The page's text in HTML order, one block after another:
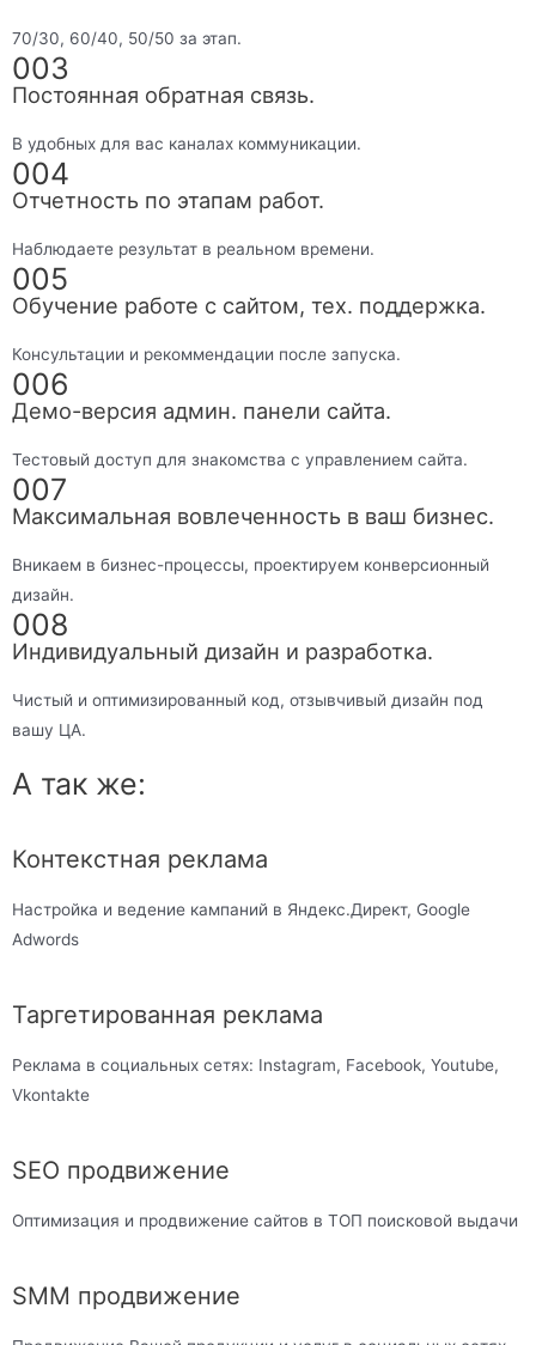
70/30, 60/40, 50/50 за этап.
003
Постоянная обратная связь.
В удобных для вас каналах коммуникации.
004
Отчетность по этапам работ.
Наблюдаете результат в реальном времени.
005
Обучение работе с сайтом, тех. поддержка.
Консультации и рекоммендации после запуска.
006
Демо-версия админ. панели сайта.
Тестовый доступ для знакомства с управлением сайта.
007
Максимальная вовлеченность в ваш бизнес.
Вникаем в бизнес-процессы, проектируем конверсионный
дизайн.
008
Индивидуальный дизайн и разработка.
Чистый и оптимизированный код, отзывчивый дизайн под
вашу ЦА.
А так же:
Контекстная реклама
Настройка и ведение кампаний в Яндекс.Директ, Google
Adwords
Таргетированная реклама
Реклама в социальных сетях: Instagram, Facebook, Youtube,
Vkontakte
SEO продвижение
Оптимизация и продвижение сайтов в ТОП поисковой выдачи
SMM продвижение